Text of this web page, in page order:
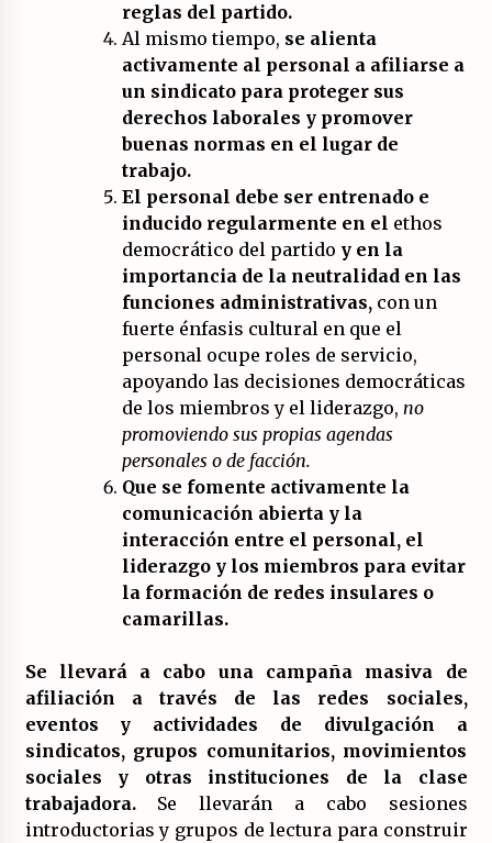
reglas del partido.
Al mismo tiempo, se alienta
activamente al personal a afiliarse a
un sindicato para proteger sus
derechos laborales y promover
buenas normas en el lugar de
trabajo.
El personal debe ser entrenado e
inducido regularmente en el ethos
democrático del partido y en la
importancia de la neutralidad en las
funciones administrativas,con un
fuerte énfasis cultural en que el
personal ocupe roles de servicio,
apoyando las decisiones democráticas
de los miembros y el liderazgo, no
promoviendo sus propias agendas
personales o de facción.
Que se fomente activamente la
comunicación abierta y la
interacción entre el personal, el
liderazgo y los miembros para evitar
la formación de redes insulares o
camarillas.
Se llevará a cabo una campaña masiva de
afiliación a través de las redes sociales,
eventos y actividades de divulgación a
sindicatos, grupos comunitarios, movimientos
sociales y otras instituciones de la clase
trabajadora.Se llevarán a cabo sesiones
introductorias y grupos de lectura para construir